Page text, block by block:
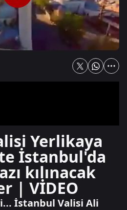
Yerlikaya
İstanbul'da
kılınacak
| VİDEO
İstanbul Valisi Ali